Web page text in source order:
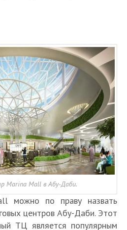
Marina Mall в Абу-Даби.
можно по праву назвать
центров Абу-Даби. Этот
ТЦ является популярным